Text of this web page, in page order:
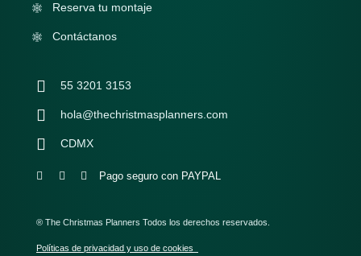
Reserva tu montaje
Contáctanos
55 3201 3153
hola@thechristmasplanners.com
CDMX
Pago seguro con PAYPAL
® The Christmas Planners Todos los derechos reservados.
Políticas de privacidad y uso de cookies